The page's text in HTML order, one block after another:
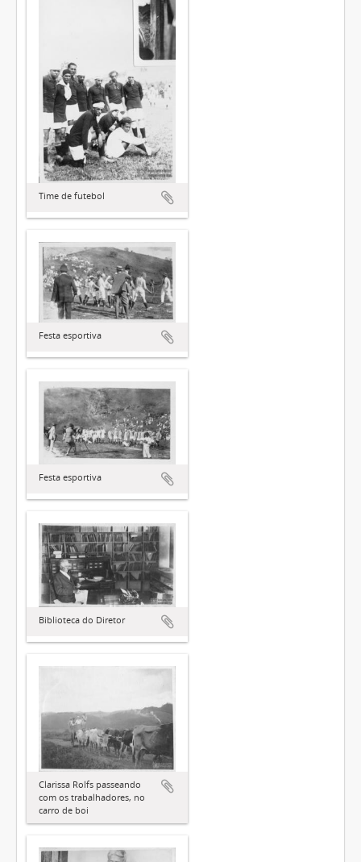
Time de futebol
Festa esportiva
Festa esportiva
Biblioteca do Diretor
Clarissa Rolfs passeando
com os trabalhadores, no
carro de boi